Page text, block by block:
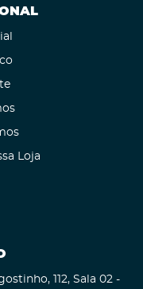
Loja
112, Sala 02 -